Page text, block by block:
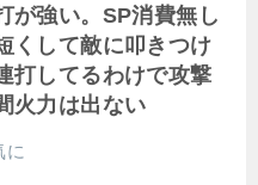
が強い。SP消費無し
くして敵に叩きつけ
打してるわけで攻撃
火力は出ない
に